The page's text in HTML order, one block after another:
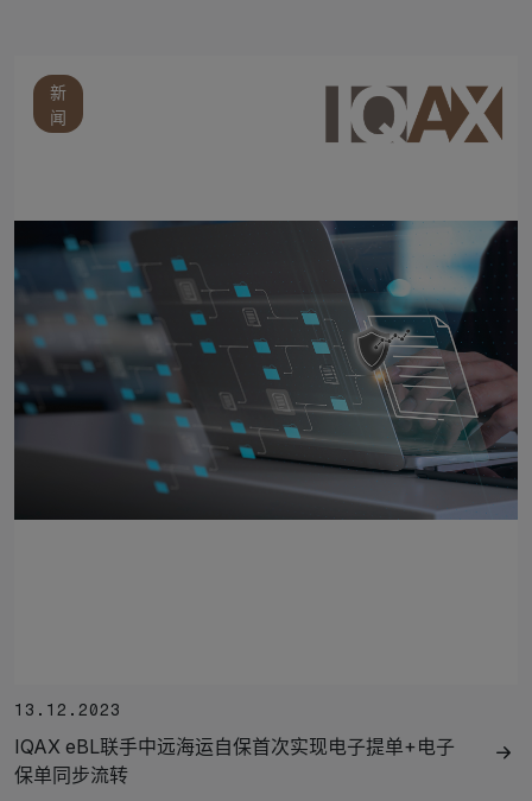
新
闻
13.12.2023
IQAX eBL联手中远海运自保首次实现电子提单+电子
保单同步流转